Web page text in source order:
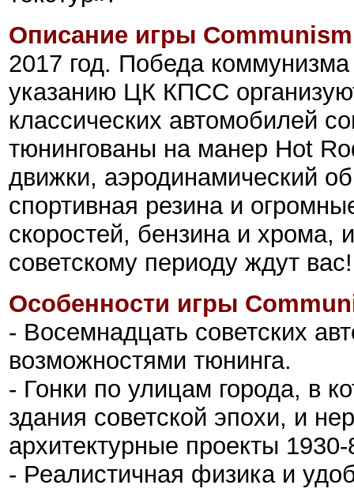
Описание игры
2017 год. Победа
указанию ЦК КПСС
классических автомобилей
тюнингованы на манер Hot
движки, аэродинамический
спортивная резина и
скоростей, бензина и хрома,
советскому периоду ждут
Особенности игры
- Восемнадцать советских
возможностями тюнинга.
- Гонки по улицам города, в
здания советской эпохи, и
архитектурные проекты 1930-
- Реалистичная физика и